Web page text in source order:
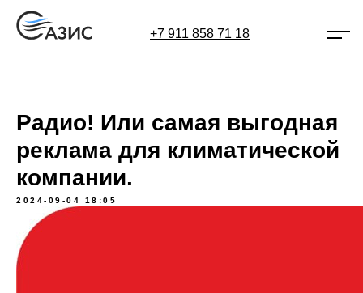
+7 911 858 71 18
Радио! Или самая выгодная
реклама для климатической
компании.
2024-09-04 18:05